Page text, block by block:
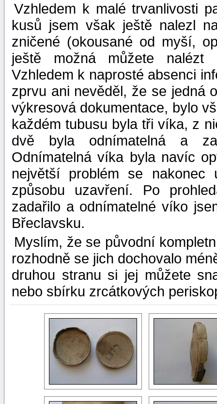
Vzhledem k malé trvanlivosti
kusů jsem však ještě nalezl
zničené (okousané od myší,
ještě možná můžete nalézt
Vzhledem k naprosté absenci
zprvu ani nevěděl, že se jedná
výkresová dokumentace, bylo
každém tubusu byla tři víka, z
dvě byla odnímatelná a
Odnímatelná víka byla navíc
největší problém se
způsobu uzavření. Po
zadařilo a odnímatelné víko
Břeclavsku.
Myslím, že se původní
rozhodně se jich dochovalo
druhou stranu si jej můžete
nebo sbírku zrcátkových